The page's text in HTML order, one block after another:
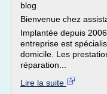
blog
Bienvenue chez
Implantée depuis
entreprise est
domicile. Les
réparation...
Lire la suite